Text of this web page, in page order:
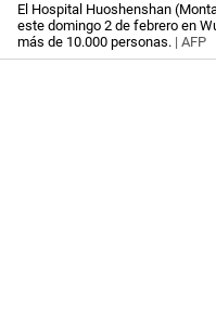
El Hospital Huoshenshan
este domingo 2 de febrero en
más de 10.000 personas. | AFP